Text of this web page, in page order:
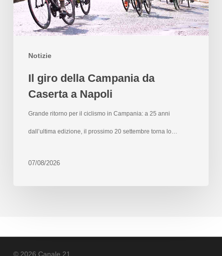
Notizie
Il giro della Campania da
Caserta a Napoli
Grande ritorno per il ciclismo in Campania: a 25 anni
dall’ultima edizione, il prossimo 20 settembre torna lo…
07/08/2026
© 2026 Canale 21.